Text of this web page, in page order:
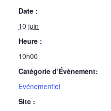
Date :
10 juin
Heure :
10h00
Catégorie d’Évènement:
Evénementiel
Site :